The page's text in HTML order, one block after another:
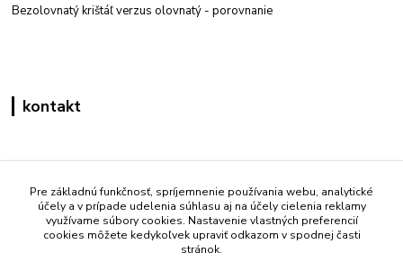
Bezolovnatý krištáľ verzus olovnatý - porovnanie
kontakt
+421 908 861 051
(Po - Pia 7:30-15:30)
info@mati.sk
Pre základnú funkčnosť, spríjemnenie používania webu, analytické
účely a v prípade udelenia súhlasu aj na účely cielenia reklamy
využívame súbory cookies. Nastavenie vlastných preferencií
cookies môžete kedykoľvek upraviť odkazom v spodnej časti
stránok.